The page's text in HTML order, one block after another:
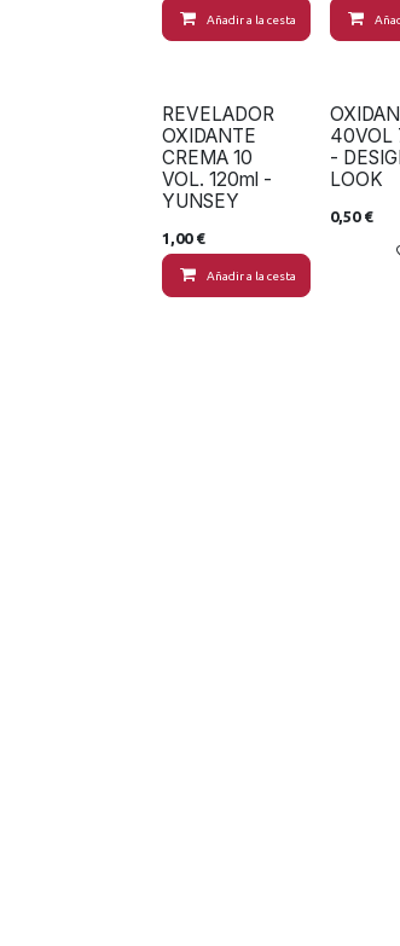
Añadir a la cesta
REVELADOR
OXIDANTE
CREMA 10
VOL. 120ml -
YUNSEY
1,00€
Añadir a la cesta
40VOL
-
LOOK
0,50€